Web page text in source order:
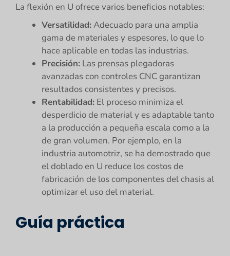
La flexión en U ofrece varios beneficios notables:
Versatilidad:Adecuado para una amplia
gama de materiales y espesores, lo que lo
hace aplicable en todas las industrias.
Precisión: Las prensas plegadoras
avanzadas con controles CNC garantizan
resultados consistentes y precisos.
Rentabilidad: El proceso minimiza el
desperdicio de material y es adaptable tanto
a la producción a pequeña escala como a la
de gran volumen. Por ejemplo, en la
industria automotriz, se ha demostrado que
el doblado en U reduce los costos de
fabricación de los componentes del chasis al
optimizar el uso del material.
Guía práctica